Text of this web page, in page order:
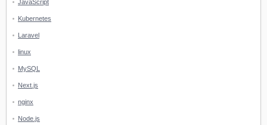
JavaScript
Kubernetes
Laravel
linux
MySQL
Next.js
nginx
Node.js